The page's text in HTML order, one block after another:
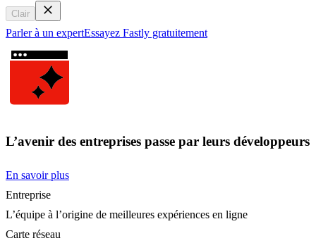
Clair
Parler à un expertEssayez Fastly gratuitement
L’avenir des entreprises passe par leurs développeurs
En savoir plus
Entreprise
L’équipe à l’origine de meilleures expériences en ligne
Carte réseau